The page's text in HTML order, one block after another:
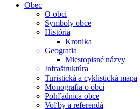
Obec
O obci
Symboly obce
História
Kronika
Geografia
Miestopisné názvy
Infraštruktúra
Turistická a cyklistická mapa
Monografia o obci
Pohľadnica obce
Voľby a referendá